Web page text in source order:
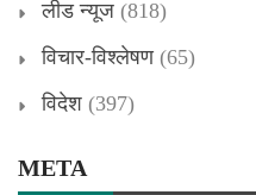
लीड न्यूज (818)
विचार-विश्लेषण(65)
विदेश (397)
META